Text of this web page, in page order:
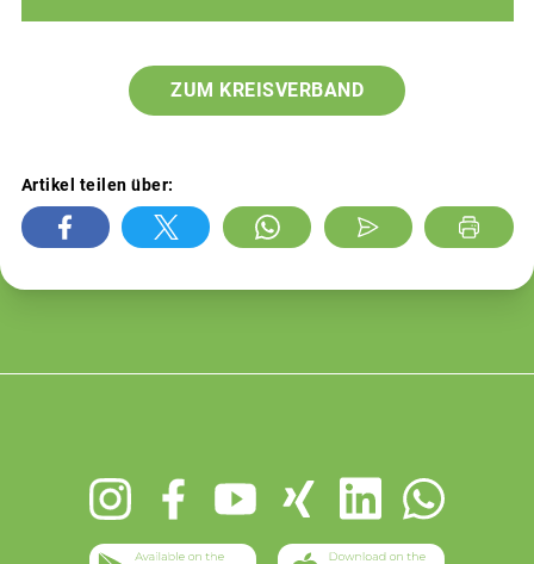
ZUM KREISVERBAND
Artikel teilen über: